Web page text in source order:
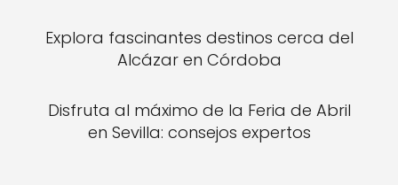
Explora fascinantes destinos cerca del
Alcázar en Córdoba
Disfruta al máximo de la Feria de Abril
en Sevilla: consejos expertos